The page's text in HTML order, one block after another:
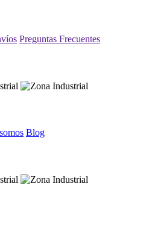
Preguntas Frecuentes
Blog